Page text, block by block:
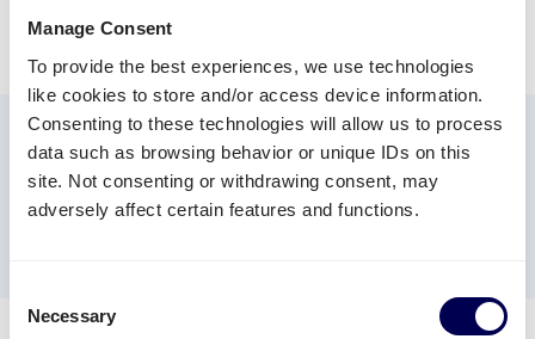
Manage Consent
To provide the best experiences, we use technologies
like cookies to store and/or access device information.
Consenting to these technologies will allow us to process
data such as browsing behavior or unique IDs on this
site. Not consenting or withdrawing consent, may
adversely affect certain features and functions.
Selection
Necessary
02
Order Status